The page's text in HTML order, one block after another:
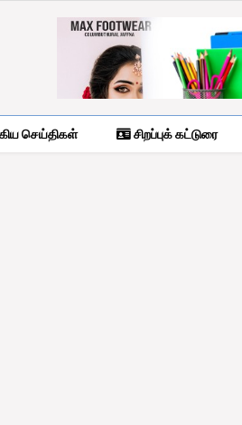
செய்திகள் சிறப்புக் கட்டுரை